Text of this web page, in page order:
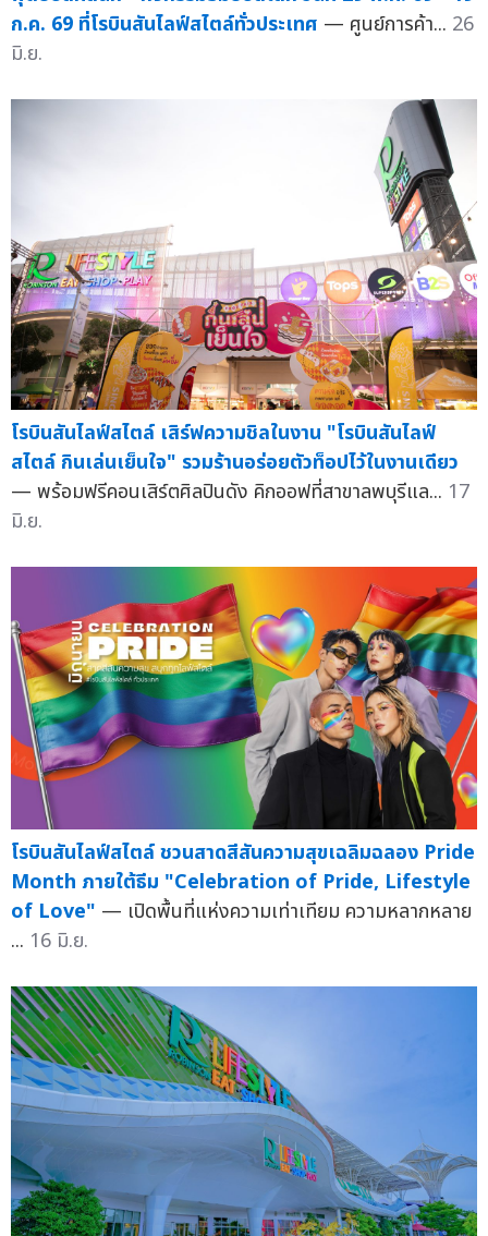
ก.ค. 69 ที่โรบินสันไลฟ์สไตล์ทั่วประเทศ — ศูนย์การค้า... 26
มิ.ย.
โรบินสันไลฟ์สไตล์ เสิร์ฟความชิลในงาน "โรบินสันไลฟ์
สไตล์ กินเล่นเย็นใจ" รวมร้านอร่อยตัวท็อปไว้ในงานเดียว
— พร้อมฟรีคอนเสิร์ตศิลปินดัง คิกออฟที่สาขาลพบุรีแล... 17
มิ.ย.
โรบินสันไลฟ์สไตล์ ชวนสาดสีสันความสุขเฉลิมฉลอง Pride
Month ภายใต้ธีม "Celebration of Pride, Lifestyle
of Love" — เปิดพื้นที่แห่งความเท่าเทียม ความหลากหลาย
... 16 มิ.ย.